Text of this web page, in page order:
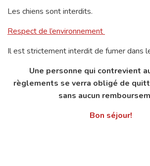
Les chiens sont interdits.
Respect de l’environnement
Il est strictement interdit de fumer dans
Une personne qui contrevient
règlements se verra obligé de
sans aucun
Bon séjour!